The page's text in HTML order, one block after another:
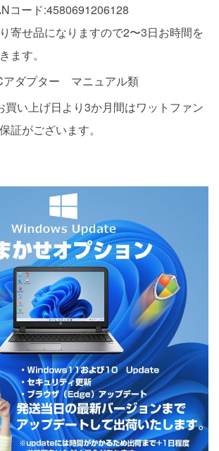
コード:4580691206128
寄せ品になりますので2〜3日お時間を
ます。
アダプター マニュアル類
買い上げ日より3か月間はワットファン
証がございます。